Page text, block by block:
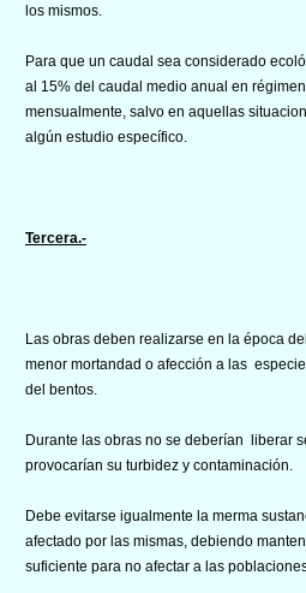
los mismos.
Para que un caudal sea considerado
al 15% del caudal medio anual en
mensualmente, salvo en aquellas
algún estudio específico.
Tercera.-
Las obras deben realizarse en la época
menor mortandad o afección a las
del bentos.
Durante las obras no se deberían liberar
provocarían su turbidez y contaminación.
Debe evitarse igualmente la merma
afectado por las mismas, debiendo
suficiente para no afectar a las